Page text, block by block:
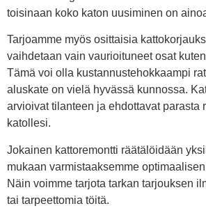
toisinaan koko katon uusiminen on
Tarjoamme myös osittaisia
vaihdetaan vain vaurioituneet osat
Tämä voi olla kustannustehokkaampi
aluskate on vielä hyvässä kunnossa.
arvioivat tilanteen ja ehdottavat parasta
katollesi.
Jokainen kattoremontti räätälöidään
mukaan varmistaaksemme
Näin voimme tarjota tarkan tarjouksen
tai tarpeettomia töitä.